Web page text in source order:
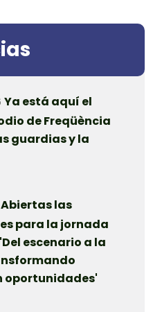
Ya está aquí el
de Freqüència
guardias y la
Abiertas las
para la jornada
escenario a la
oportunidades'